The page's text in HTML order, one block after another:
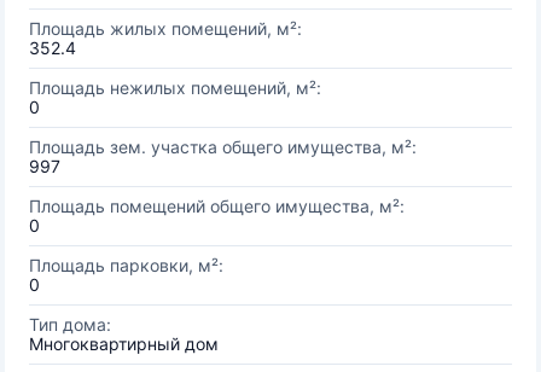
Площадь жилых помещений, м²:
352.4
Площадь нежилых помещений, м²:
0
Площадь зем. участка общего имущества, м²:
997
Площадь помещений общего имущества, м²:
0
Площадь парковки, м²:
0
Тип дома:
Многоквартирный дом